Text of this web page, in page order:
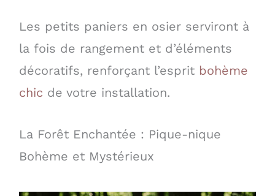
Les petits paniers en osier serviront à
la fois de rangement et d’éléments
décoratifs, renforçant l’esprit bohème
chic de votre installation.
La Forêt Enchantée : Pique-nique
Bohème et Mystérieux